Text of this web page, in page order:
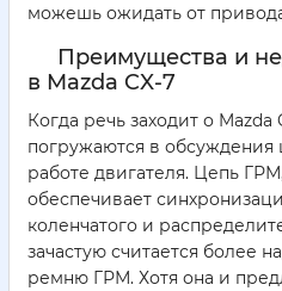
можешь ожидать от
Преимущества и
в Mazda CX-7
Когда речь заходит о
погружаются в
работе двигателя. Цепь
обеспечивает
коленчатого и
зачастую считается более
ремню ГРМ. Хотя она и